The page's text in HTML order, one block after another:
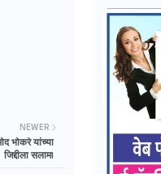
NEWER
भोकरे यांच्या
जिद्दीला सलाम!